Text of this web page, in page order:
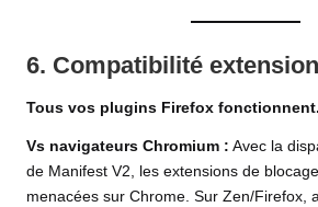
6. Compatibilité
Tous vos plugins Firefox fonctionnent.
Vs navigateurs Chromium : Avec la
de Manifest V2, les extensions de
menacées sur Chrome. Sur Zen/Firefox,